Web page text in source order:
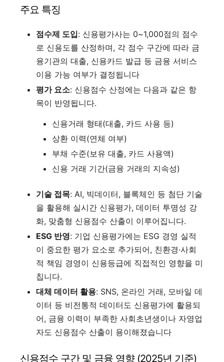
주요 특징
점수제 도입: 신용평가사는 0~1,000점의 점수
로 신용도를 산정하며, 각 점수 구간에 따라 금
융기관의 대출, 신용카드 발급 등 금융 서비스
이용 가능 여부가 결정됩니다
평가 요소: 신용점수 산정에는 다음과 같은 항
목이 반영됩니다.
신용거래 형태(대출, 카드 사용 등)
상환 이력(연체 여부)
부채 수준(보유 대출, 카드 사용액)
신용 거래 기간(금융 거래의 지속성)
기술 접목: AI, 빅데이터, 블록체인 등 첨단 기술
을 활용해 실시간 신용평가, 데이터 투명성 강
화, 맞춤형 신용점수 산출이 이루어집니다.
ESG 반영: 기업 신용평가에는 ESG 경영 실적
이 중요한 평가 요소로 추가되어, 친환경·사회
적 책임 경영이 신용등급에 직접적인 영향을 미
칩니다.
대체 데이터 활용: SNS, 온라인 거래, 모바일 데
이터 등 비전통적 데이터도 신용평가에 활용되
어, 금융 이력이 부족한 사회초년생이나 자영업
자도 신용점수 산출이 용이해졌습니다
신용점수 구간 및 금융 영향 (2025년 기준)